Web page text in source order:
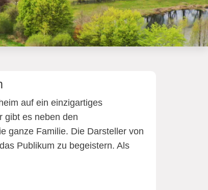
auf ein einzigartiges
gibt es neben den
ganze Familie. Die Darsteller von
Publikum zu begeistern. Als